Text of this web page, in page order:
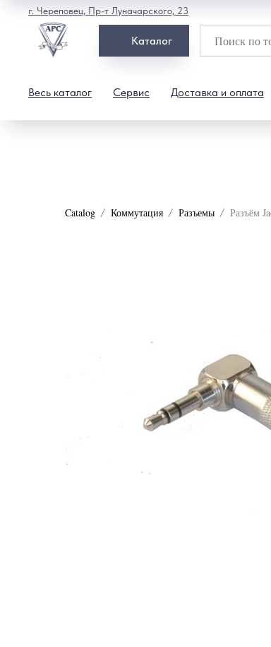
Каталог
Весь каталог Сервис Доставка и оплата
г. Череповец, Пр-т Луначарского, 23
Catalog Коммутация Разъемы Разъём